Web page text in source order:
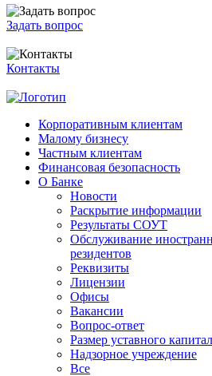
Задать вопрос
Контакты
Корпоративным клиентам
Малому бизнесу
Частным клиентам
Финансовая безопасность
О Банке
Новости
Раскрытие информации
Результаты СОУТ
Обслуживание
резидентов
Реквизиты
Лицензии
Офисы
Вакансии
Вопрос-ответ
Размер уставного
Надзорное учреждение
Все